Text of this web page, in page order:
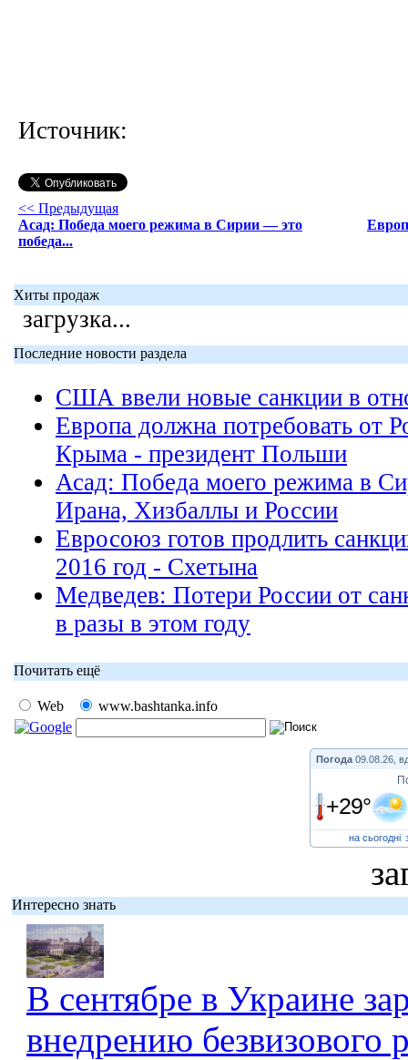
Источник:
<< Предыдущая
Асад: Победа моего режима в Сирии — это
победа...
Хиты продаж
загрузка...
Последние новости раздела
США ввели новые санкции в
Европа должна потребовать от
Крыма - президент Польши
Асад: Победа моего режима в
Ирана, Хизбаллы и России
Евросоюз готов продлить
2016 год - Схетына
Медведев: Потери России от
в разы в этом году
Почитать ещё
Web www.bashtanka.info
Погода 09.08.26,
+29°
на сьогодні
Интересно знать
В сентябре в Украине
внедрению безвизового